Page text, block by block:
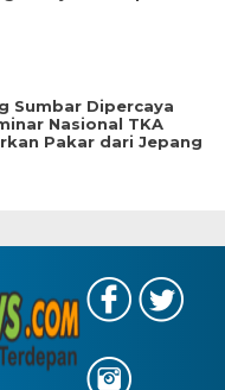
Sumbar Dipercaya
Nasional TKA
Pakar dari Jepang